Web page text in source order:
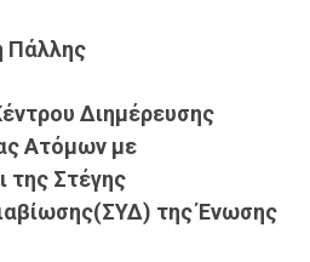
Πάλλης
ρου Διημέρευσης
Ατόμων με
της Στέγης
της Ένωσης